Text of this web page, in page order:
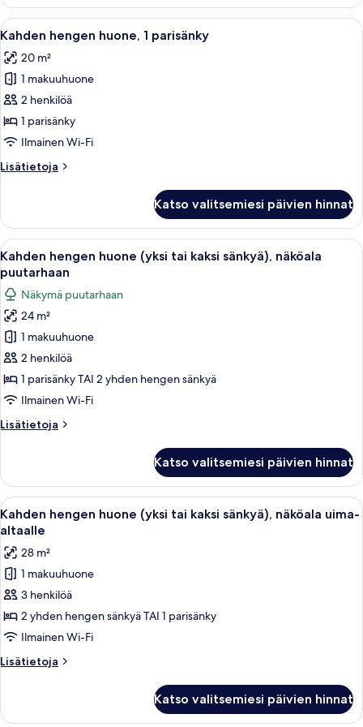
View
kuvat
with
Window
View
Avaa
kaikki
huonetyypin
Kahden
hengen
huone,
1
kuvat
Hotellihuone, jossa on sänky,
9
Kahden hengen huone, 1 parisänky
20 m²
1 makuuhuone
2 henkilöä
1 parisänky
Ilmainen Wi-Fi
Lisätietoja
Lisätietoja
huone,
parisänky
Katso valitsemiesi päivien hinnat
Avaa
kaikki
huonetyypin
Kahden
hengen
huone
(yksi
tai
kaksi
näköala
Moderni hotellihuone, jossa on
7
Kahden hengen huone (yksi tai kaksi sänkyä), näköala
puutarhaan
Näkymä puutarhaan
24 m²
1 makuuhuone
2 henkilöä
1 parisänky TAI 2 yhden hengen sänkyä
Ilmainen Wi-Fi
Lisätietoja
Lisätietoja
huone
(yksi
tai
kaksi
näköala
puutarhaan
Katso valitsemiesi päivien hinnat
Avaa
kaikki
huonetyypin
Kahden
hengen
huone
(yksi
tai
kaksi
sänkyä),
uima-
Hotellihuone, jossa on sänky,
10
Kahden hengen huone (yksi tai kaksi sänkyä), näköala uima-
altaalle
28 m²
1 makuuhuone
3 henkilöä
2 yhden hengen sänkyä TAI 1 parisänky
Ilmainen Wi-Fi
Lisätietoja
Lisätietoja
huone
Katso valitsemiesi päivien hinnat